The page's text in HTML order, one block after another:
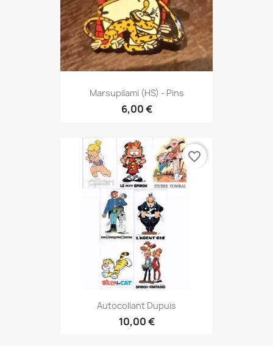
Marsupilami (HS) - Pins
6,00 €
Autocollant Dupuis
10,00 €
favorite_border